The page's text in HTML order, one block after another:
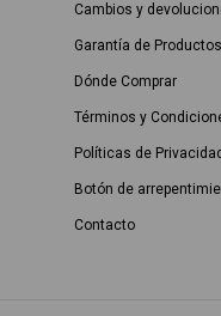
Cambios y
Garantía de Productos
Dónde Comprar
Términos y
Políticas de Privacidad
Botón de
Contacto